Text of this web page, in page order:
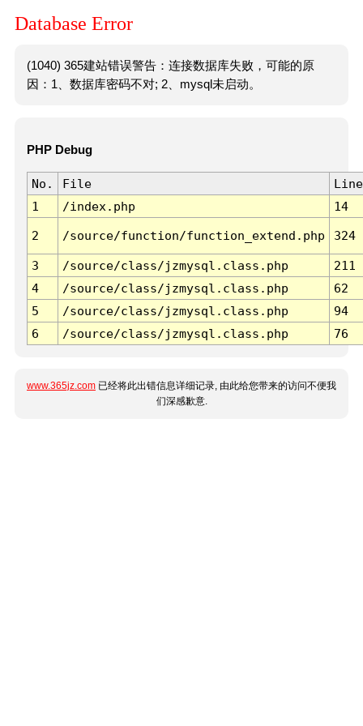
Database Error
(1040) 365建站错误警告：连接数据库失败，可能的原
因：1、数据库密码不对; 2、mysql未启动。
PHP Debug
No. File
Line
1
/index.php 14
2 /source/function/function_extend.php 324
3 /source/class/jzmysql.class.php
211
4
/source/class/jzmysql.class.php
62
5
/source/class/jzmysql.class.php
94
6
/source/class/jzmysql.class.php 76
www.365jz.com 已经将此出错信息详细记录, 由此给您带来的访问不便我
们深感歉意.